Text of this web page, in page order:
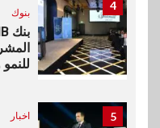
4
بنوك
5 اخبار